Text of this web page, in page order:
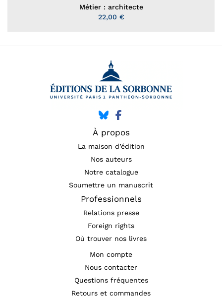
Métier : architecte
22,00 €
À propos
La maison d’édition
Nos auteurs
Notre catalogue
Soumettre un manuscrit
Professionnels
Relations presse
Foreign rights
Où trouver nos livres
Mon compte
Nous contacter
Questions fréquentes
Retours et commandes